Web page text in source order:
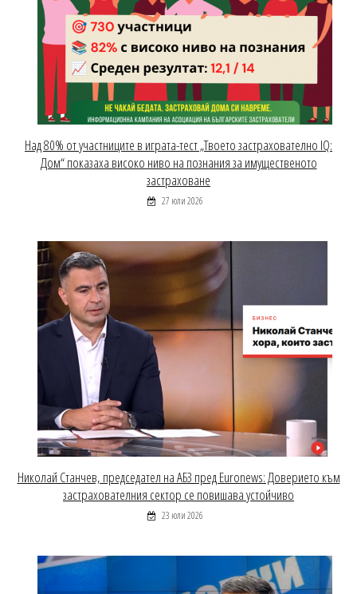
Над 80% от участниците в играта-тест „Твоето застрахователно IQ:
Дом“ показаха високо ниво на познания за имущественото
застраховане
27 юли 2026
Николай Станчев, председател на АБЗ пред Euronews: Доверието към
застрахователния сектор се повишава устойчиво
23 юли 2026